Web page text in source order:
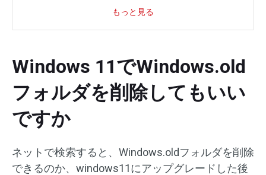
もっと見る
Windows 11でWindows.old
フォルダを削除してもいい
ですか
ネットで検索すると、Windows.oldフォルダを削除
できるのか、windows11にアップグレードした後